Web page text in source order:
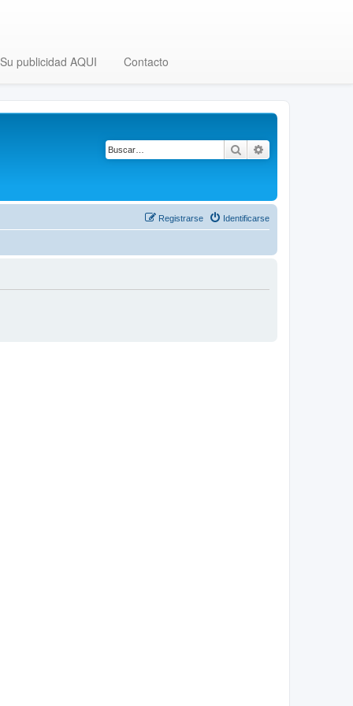
Su publicidad AQUI Contacto
Buscar
Identificarse
Registrarse